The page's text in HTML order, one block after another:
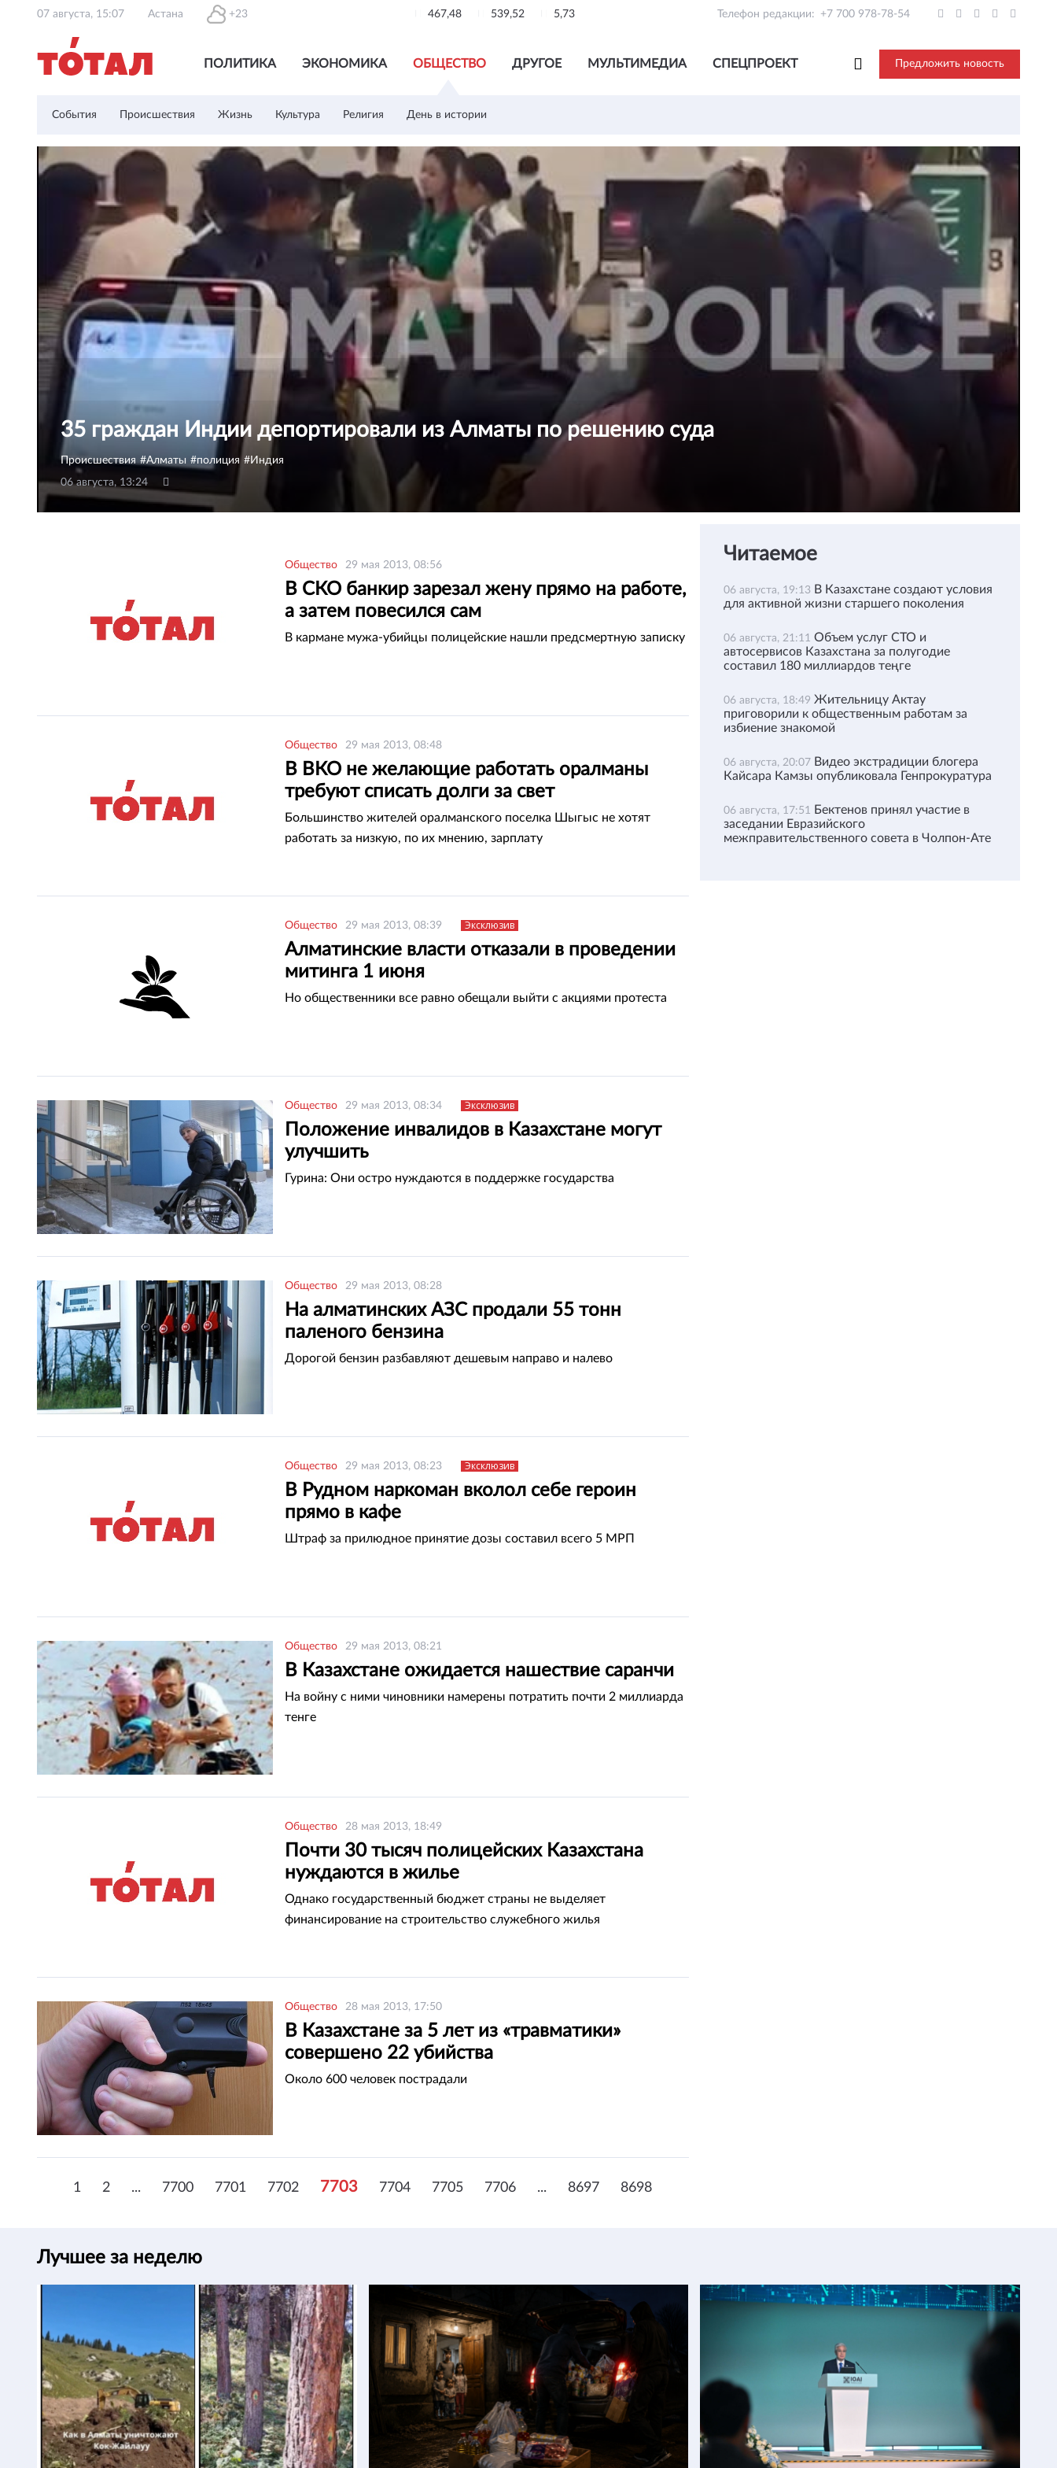
07 августа, 15:07 Астана +23 467,48 539,52 5,73 Телефон редакции: +7 700 978-78-54
ПОЛИТИКА ЭКОНОМИКА ОБЩЕСТВО ДРУГОЕ МУЛЬТИМЕДИА СПЕЦПРОЕКТ Предложить новость
События Происшествия Жизнь Культура Религия День в истории
35 граждан Индии депортировали из Алматы по решению суда
Происшествия Алматы полиция
Индия
06 августа, 13:24
Общество 29 мая 2013, 08:56
В СКО банкир зарезал жену прямо на работе,
а затем повесился сам
В кармане мужа-убийцы полицейские нашли предсмертную записку
Общество 29 мая 2013, 08:48
В ВКО не желающие работать оралманы
требуют списать долги за свет
Большинство жителей оралманского поселка Шыгыс не хотят
работать за низкую, по их мнению, зарплату
Общество 29 мая 2013, 08:39 Эксклюзив
Алматинские власти отказали в проведении
митинга 1 июня
Но общественники все равно обещали выйти с акциями протеста
Общество 29 мая 2013, 08:34 Эксклюзив
Положение инвалидов в Казахстане могут
улучшить
Гурина: Они остро нуждаются в поддержке государства
Общество 29 мая 2013, 08:28
На алматинских АЗС продали 55 тонн
паленого бензина
Дорогой бензин разбавляют дешевым направо и налево
Общество 29 мая 2013, 08:23 Эксклюзив
В Рудном наркоман вколол себе героин
прямо в кафе
Штраф за прилюдное принятие дозы составил всего 5 МРП
Общество 29 мая 2013, 08:21
В Казахстане ожидается нашествие саранчи
На войну с ними чиновники намерены потратить почти 2 миллиарда
тенге
Общество 28 мая 2013, 18:49
Почти 30 тысяч полицейских Казахстана
нуждаются в жилье
Однако государственный бюджет страны не выделяет
финансирование на строительство служебного жилья
Общество 28 мая 2013, 17:50
В Казахстане за 5 лет из «травматики»
совершено 22 убийства
Около 600 человек пострадали
1 2 ... 7700 7701 7702 7703 7704 7705 7706 ... 8697 8698
Читаемое
06 августа, 19:13 В Казахстане создают условия
для активной жизни старшего поколения
06 августа, 21:11 Объем услуг СТО и
автосервисов Казахстана за полугодие
составил 180 миллиардов теңге
06 августа, 18:49 Жительницу Актау
приговорили к общественным работам за
избиение знакомой
06 августа, 20:07 Видео экстрадиции блогера
Кайсара Камзы опубликовала Генпрокуратура
06 августа, 17:51 Бектенов принял участие в
заседании Евразийского
межправительственного совета в Чолпон-Ате
Лучшее за неделю